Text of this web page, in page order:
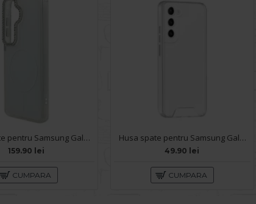
Husa spate pentru Samsung Galaxy S26 Syro Magsafe - Alb/Semitransparent
159.90 lei
CUMPARA
Husa spate pentru Samsung Galaxy S26 - Space Case
49.90 lei
CUMPARA